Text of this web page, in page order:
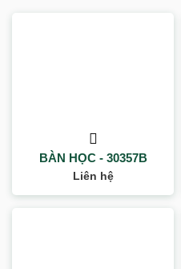
BÀN HỌC - 30357B
Liên hệ